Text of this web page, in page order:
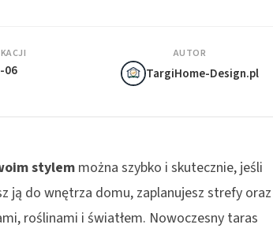
06
AUTOR
TargiHome-Design.pl
stylem można szybko i skutecznie, jeśli
ją do wnętrza domu, zaplanujesz strefy oraz
roślinami i światłem. Nowoczesny taras